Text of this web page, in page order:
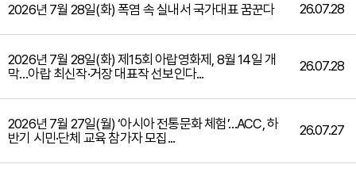
2026년 7월 28일(화) 폭염 속 실내서 국가대표 꿈꾼다 26.07.28
2026년 7월 28일(화) 제15회 아랍영화제, 8월 14일 개
막…아랍 최신작·거장 대표작 선보인다...
26.07.28
2026년 7월 27일(월) ‘아시아 전통문화 체험’…ACC, 하
반기 시민·단체 교육 참가자 모집...
26.07.27